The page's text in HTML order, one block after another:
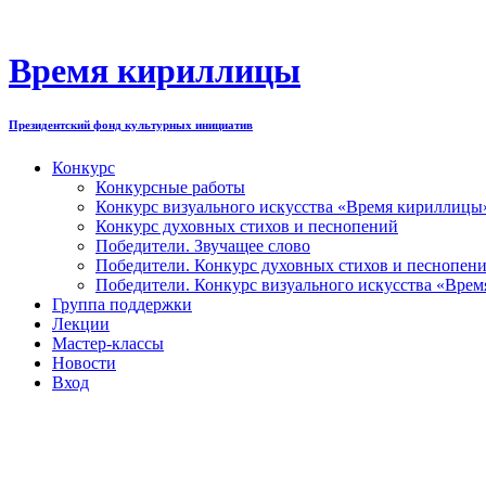
содержимому
Время кириллицы
Президентский фонд культурных инициатив
Конкурс
Конкурсные работы
Конкурс визуального искусства «Время
Конкурс духовных стихов и песнопений
Победители. Звучащее слово
Победители. Конкурс духовных стихов и
Победители. Конкурс визуального искусства
Группа поддержки
Лекции
Мастер-классы
Новости
Вход